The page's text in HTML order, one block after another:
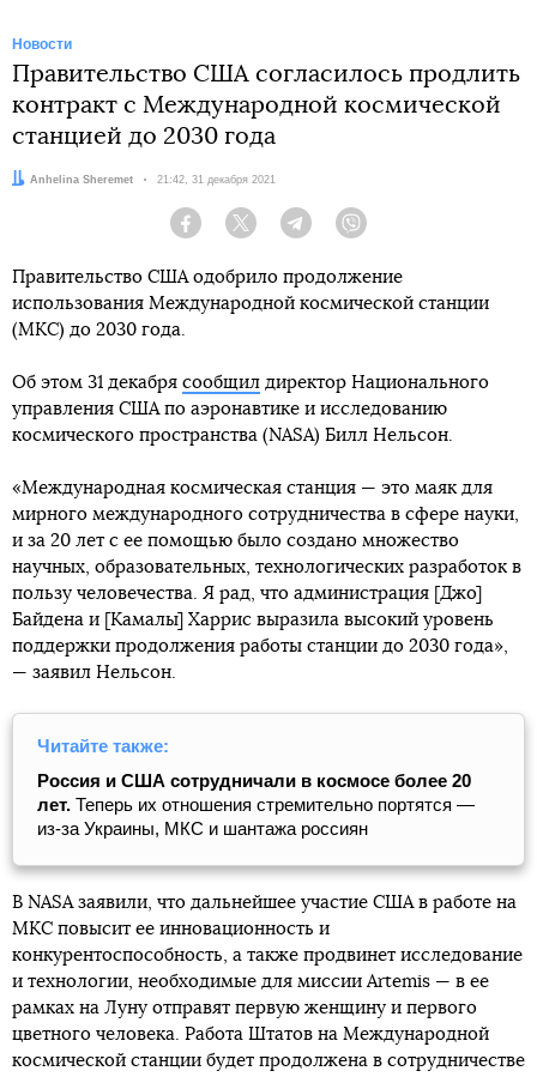
Новости
Правительство США согласилось продлить
контракт с Международной космической
станцией до 2030 года
Автор:
Anhelina Sheremet Дата:
21:42, 31 декабря 2021
Facebook Twitter Telegram
Правительство США одобрило продолжение
использования Международной космической станции
(МКС) до 2030 года.
Об этом 31 декабря сообщил директор Национального
управления США по аэронавтике и исследованию
космического пространства (NASA) Билл Нельсон.
«Международная космическая станция — это маяк для
мирного международного сотрудничества в сфере науки,
и за 20 лет с ее помощью было создано множество
научных, образовательных, технологических разработок в
пользу человечества. Я рад, что администрация [Джо]
Байдена и [Камалы] Харрис выразила высокий уровень
поддержки продолжения работы станции до 2030 года»,
— заявил Нельсон.
Читайте также:
Россия и США сотрудничали в космосе более 20
лет. Теперь их отношения стремительно портятся —
из-за Украины, МКС и шантажа россиян
В NASA заявили, что дальнейшее участие США в работе на
МКС повысит ее инновационность и
конкурентоспособность, а также продвинет исследование
и технологии, необходимые для миссии Artemis — в ее
рамках на Луну отправят первую женщину и первого
цветного человека. Работа Штатов на Международной
космической станции будет продолжена в сотрудничестве